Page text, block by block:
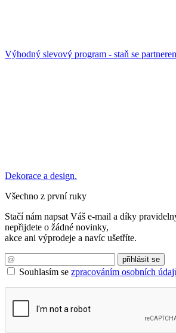
Výhodný slevový program - staň se
Dekorace a design.
Všechno z první ruky
Stačí nám napsat Váš e-mail a díky
nepřijdete o žádné novinky,
akce ani výprodeje a navíc ušetříte.
Souhlasím se zpracováním osobních